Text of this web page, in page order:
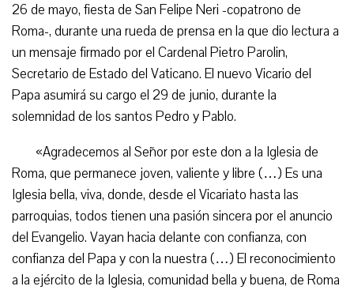
26 de mayo, fiesta de San Felipe Neri -copatrono de
Roma-, durante una rueda de prensa en la que dio lectura a
un mensaje firmado por el Cardenal Pietro Parolin,
Secretario de Estado del Vaticano. El nuevo Vicario del
Papa asumirá su cargo el 29 de junio, durante la
solemnidad de los santos Pedro y Pablo.
«Agradecemos al Señor por este don a la Iglesia de
Roma, que permanece joven, valiente y libre (…) Es una
Iglesia bella, viva, donde, desde el Vicariato hasta las
parroquias, todos tienen una pasión sincera por el anuncio
del Evangelio. Vayan hacia delante con confianza, con
confianza del Papa y con la nuestra (…) El reconocimiento
a la ejército de la Iglesia, comunidad bella y buena, de Roma